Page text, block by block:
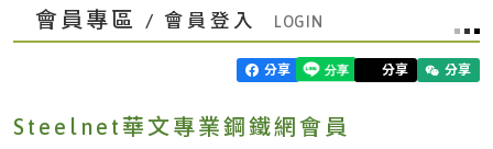
會員專區 / 會員登入
分享 分享 分享
Steelnet華文專業鋼鐵網會員